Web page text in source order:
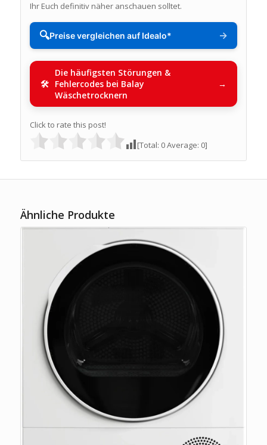
Ihr Euch definitiv näher anschauen solltet.
🔍Preise vergleichen auf Idealo* →
Die häufigsten Störungen &
Fehlercodes bei Balay
Wäschetrocknern
Click to rate this post!
[Total: 0Average: 0]
Ähnliche Produkte